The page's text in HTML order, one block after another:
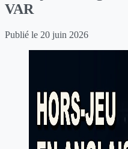
VAR
Publié le 20 juin 2026